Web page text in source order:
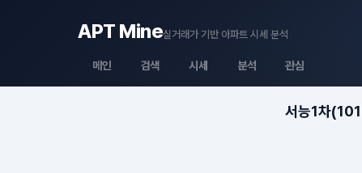
APT Mine실거래가 기반 아파트 시세 분석
메인 검색 시세 분석 관심
서능1차